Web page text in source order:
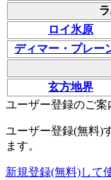
ロイ氷原
ディマー・プレー
玄方地界
ユーザー登録のご案
ユーザー登録(無料)
ます。
新規登録(無料)して